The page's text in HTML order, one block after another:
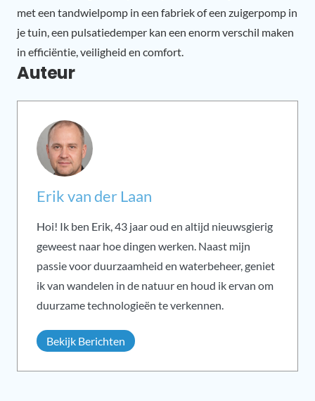
met een tandwielpomp in een fabriek of een zuigerpomp in
je tuin, een pulsatiedemper kan een enorm verschil maken
in efficiëntie, veiligheid en comfort.
Auteur
Erik van der Laan
Hoi! Ik ben Erik, 43 jaar oud en altijd nieuwsgierig
geweest naar hoe dingen werken. Naast mijn
passie voor duurzaamheid en waterbeheer, geniet
ik van wandelen in de natuur en houd ik ervan om
duurzame technologieën te verkennen.
Bekijk Berichten